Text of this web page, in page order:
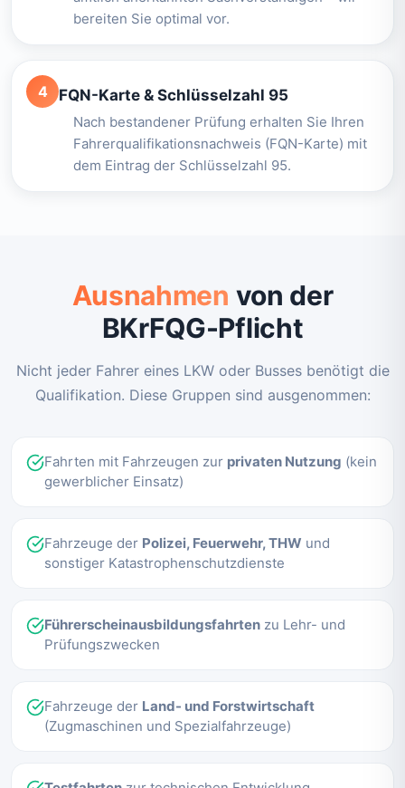
bereiten Sie optimal vor.
4 FQN-Karte & Schlüsselzahl 95
Nach bestandener Prüfung erhalten Sie Ihren
Fahrerqualifikationsnachweis (FQN-Karte) mit
dem Eintrag der Schlüsselzahl 95.
Ausnahmen von der
BKrFQG-Pflicht
Nicht jeder Fahrer eines LKW oder Busses benötigt die
Qualifikation. Diese Gruppen sind ausgenommen:
Fahrten mit Fahrzeugen zur privaten Nutzung (kein
gewerblicher Einsatz)
Fahrzeuge der Polizei, Feuerwehr, THW und
sonstiger Katastrophenschutzdienste
Führerscheinausbildungsfahrten zu Lehr- und
Prüfungszwecken
Fahrzeuge der Land- und Forstwirtschaft
(Zugmaschinen und Spezialfahrzeuge)